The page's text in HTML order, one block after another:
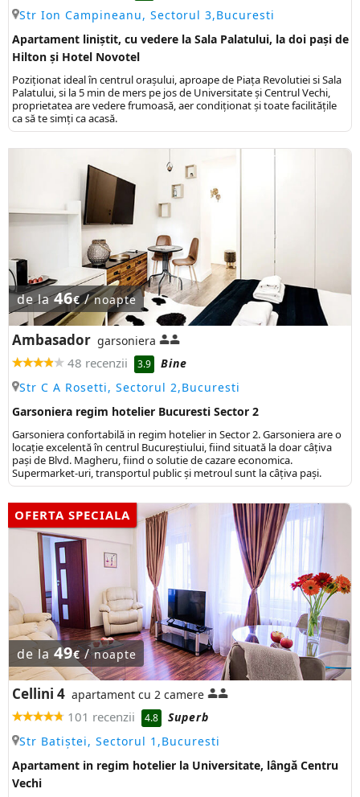
Str Ion Campineanu, Sectorul 3,Bucuresti
Apartament liniștit, cu vedere la Sala Palatului, la doi pași de
Hilton și Hotel Novotel
Poziţionat ideal în centrul oraşului, aproape de Piaţa Revolutiei si Sala
Palatului, si la 5 min de mers pe jos de Universitate şi Centrul Vechi,
proprietatea are vedere frumoasă, aer condiționat și toate facilitățile
ca să te simți ca acasă.
de la46€/noapte
Ambasador garsoniera
48 recenzii 3.9
Bine
Str C A Rosetti, Sectorul 2,Bucuresti
Garsoniera regim hotelier Bucuresti Sector 2
Garsoniera confortabilă in regim hotelier in Sector 2. Garsoniera are o
locație excelentă în centrul Bucureștiului, fiind situată la doar câțiva
pași de Blvd. Magheru, fiind o solutie de cazare economica.
Supermarket-uri, transportul public şi metroul sunt la câţiva paşi.
OFERTA SPECIALA
de la 49€/noapte
Cellini 4 apartament cu 2 camere
101 recenzii 4.8
Superb
Str Batiștei, Sectorul 1,Bucuresti
Apartament in regim hotelier la Universitate, lângă Centru
Vechi